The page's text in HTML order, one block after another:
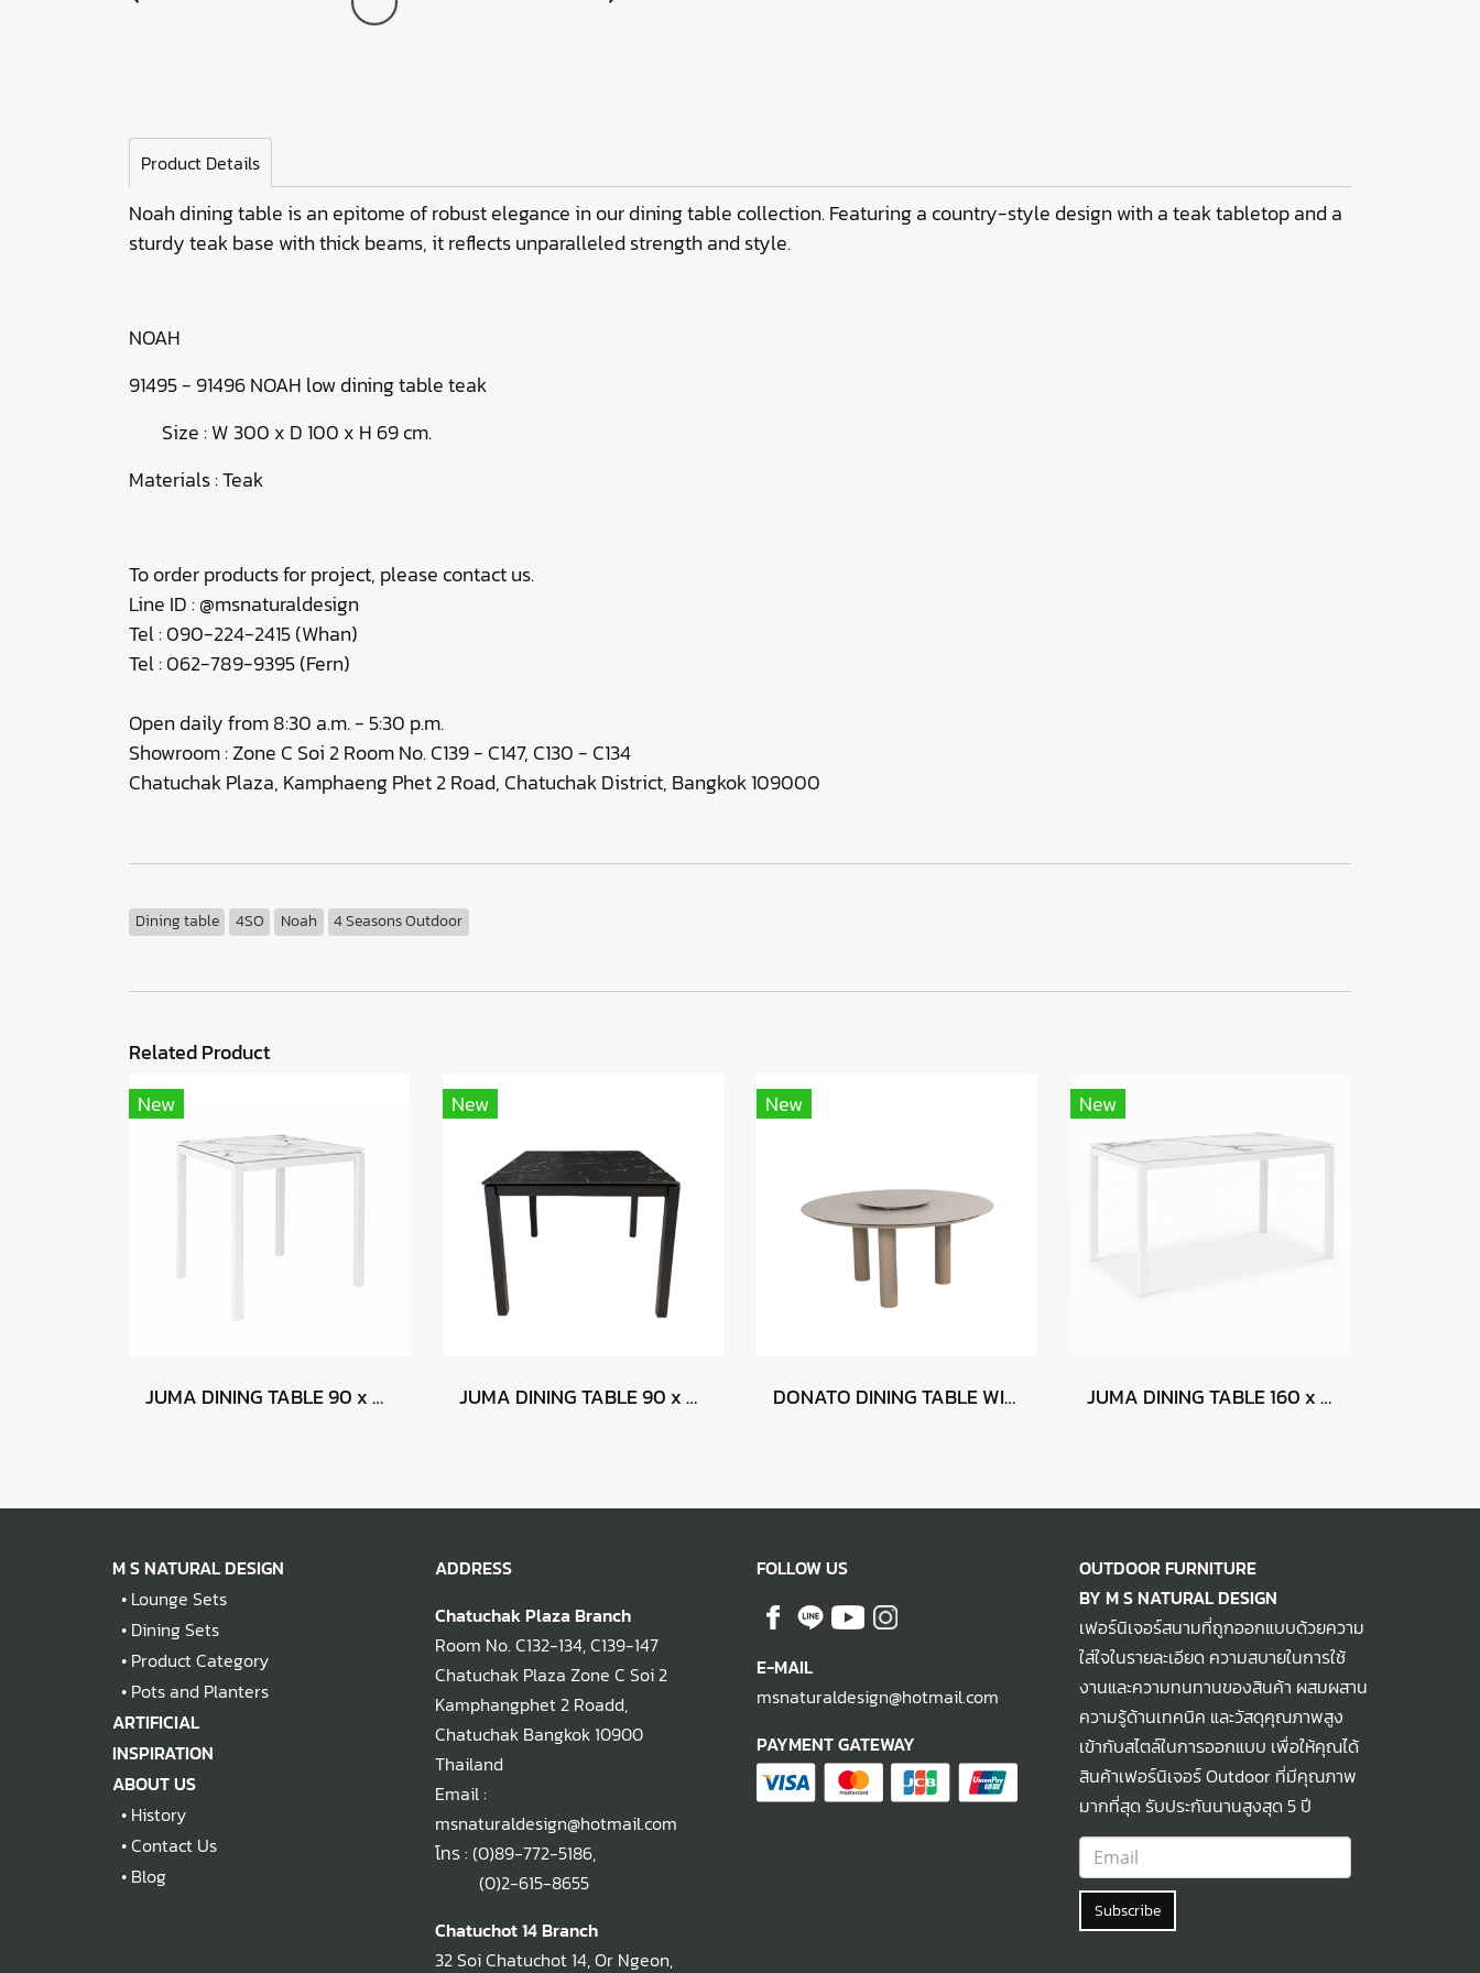
Product Details
Noah dining table is an epitome of robust elegance in our dining table collection. Featuring a country-style design with a teak tabletop and a
sturdy teak base with thick beams, it reflects unparalleled strength and style.
NOAH
91495 - 91496 NOAH low dining table teak
Size : W 300 x D 100 x H 69 cm.
Materials : Teak
To order products for project, please contact us.
Line ID : @msnaturaldesign
Tel : 090-224-2415 (Whan)
Tel : 062-789-9395 (Fern)
Open daily from 8:30 a.m. - 5:30 p.m.
Showroom : Zone C Soi 2 Room No. C139 - C147, C130 - C134
Chatuchak Plaza, Kamphaeng Phet 2 Road, Chatuchak District, Bangkok 109000
Dining table 4SO Noah 4 Seasons Outdoor
Related Product
New
JUMA DINING TABLE 90 x 90 - CALACATTA
New
JUMA DINING TABLE 90 x 90 - BLACK MARBLE
New
DONATO DINING TABLE WITH LAZY SUSAN
New
JUMA DINING TABLE 160 x 90 - CALACATTA
M S NATURAL DESIGN
• Lounge Sets
• Dining Sets
• Product Category
• Pots and Planters
ARTIFICIAL
INSPIRATION
ABOUT US
• History
•Contact Us
• Blog
ADDRESS
Chatuchak Plaza Branch
Room No. C132-134, C139-147
Chatuchak Plaza Zone C Soi 2
Kamphangphet 2 Roadd,
Chatuchak Bangkok 10900
Thailand
Email :
msnaturaldesign@hotmail.com
โทร : (0)89-772-5186,
(0)2-615-8655
Chatuchot 14 Branch
32 Soi Chatuchot 14, Or Ngeon,
FOLLOW US
E-MAIL
msnaturaldesign@hotmail.com
PAYMENT GATEWAY
OUTDOOR FURNITURE
BY M S NATURAL DESIGN
เฟอร์นิเจอร์สนามที่ถูกออกแบบด้วยความ
ใส่ใจในรายละเอียด ความสบายในการใช้
งานและความทนทานของสินค้า ผสมผสาน
ความรู้ด้านเทคนิค และวัสดุคุณภาพสูง
เข้ากับสไตล์ในการออกแบบ เพื่อให้คุณได้
สินค้าเฟอร์นิเจอร์ Outdoor ที่มีคุณภาพ
มากที่สุด รับประกันนานสูงสุด 5 ปี
Subscribe